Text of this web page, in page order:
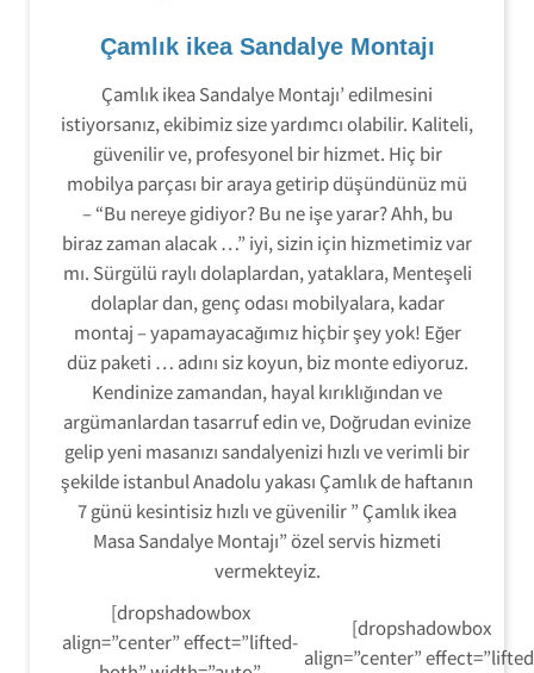
Çamlık ikea Sandalye Montajı
Çamlık ikea Sandalye Montajı’ edilmesini
istiyorsanız, ekibimiz size yardımcı olabilir. Kaliteli,
güvenilir ve, profesyonel bir hizmet. Hiç bir
mobilya parçası bir araya getirip düşündünüz mü
– “Bu nereye gidiyor? Bu ne işe yarar? Ahh, bu
biraz zaman alacak …” iyi, sizin için hizmetimiz var
mı. Sürgülü raylı dolaplardan, yataklara, Menteşeli
dolaplar dan, genç odası mobilyalara, kadar
montaj – yapamayacağımız hiçbir şey yok! Eğer
düz paketi … adını siz koyun, biz monte ediyoruz.
Kendinize zamandan, hayal kırıklığından ve
argümanlardan tasarruf edin ve, Doğrudan evinize
gelip yeni masanızı sandalyenizi hızlı ve verimli bir
şekilde istanbul Anadolu yakası Çamlık de haftanın
7 günü kesintisiz hızlı ve güvenilir ” Çamlık ikea
Masa Sandalye Montajı” özel servis hizmeti
vermekteyiz.
[dropshadowbox
align=”center” effect=”lifted-
[dropshadowbox
align=”center”